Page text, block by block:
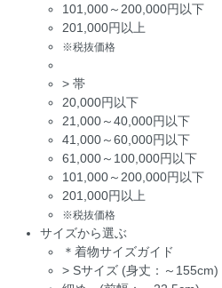
101,000～200,000円以下
201,000円以上
※税抜価格
> 帯
20,000円以下
21,000～40,000円以下
41,000～60,000円以下
61,000～100,000円以下
101,000～200,000円以下
201,000円以上
※税抜価格
サイズから選ぶ
＊着物サイズガイド
> Sサイズ (身丈：～155cm)